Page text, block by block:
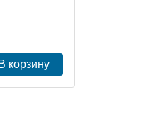
В корзину